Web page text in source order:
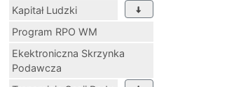
Kapitał Ludzki
Program RPO WM
Ekektroniczna Skrzynka
Podawcza